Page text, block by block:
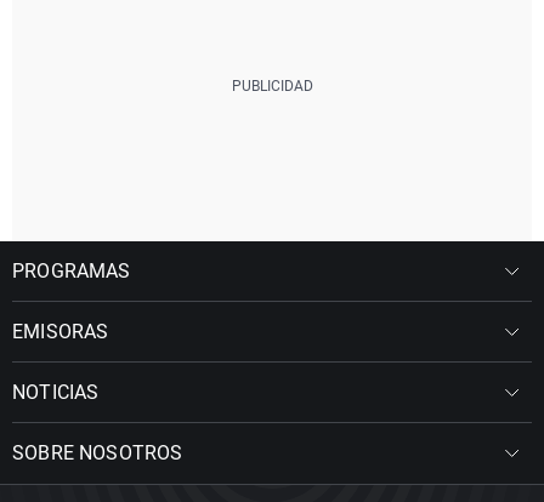
PROGRAMAS
EMISORAS
NOTICIAS
SOBRE NOSOTROS